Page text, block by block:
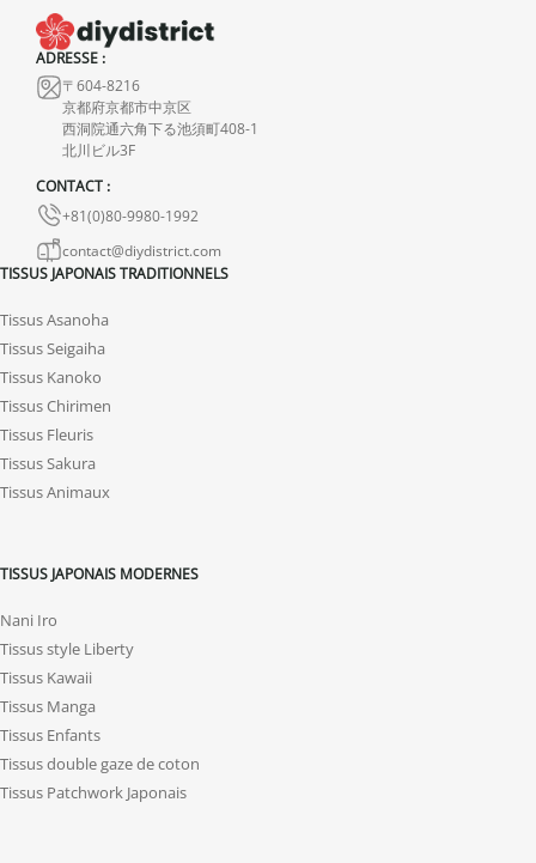
le montant de votre commande, hors frais d’expédition initiaux.
Aucun remboursement ne sera effectué pour des produits
endommagés.
En cas de défaut de notre part, contactez-nous dans les 72 heures
avec photos ou vidéo, afin que nous trouvions ensemble une
solution rapide et adaptée.
ADRESSE :
〒604-8216
京都府京都市中京区
西洞院通六角下る池須町408-1
北川ビル3F
CONTACT :
+81(0)80-9980-1992
contact@diydistrict.com
TISSUS JAPONAIS TRADITIONNELS
Tissus Asanoha
Tissus Seigaiha
Tissus Kanoko
Tissus Chirimen
Tissus Fleuris
Tissus Sakura
Tissus Animaux
TISSUS JAPONAIS MODERNES
Nani Iro
Tissus style Liberty
Tissus Kawaii
Tissus Manga
Tissus Enfants
Tissus double gaze de coton
Tissus Patchwork Japonais